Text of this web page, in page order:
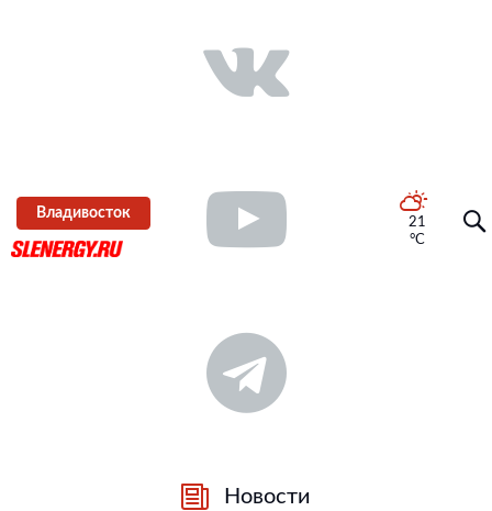
Владивосток
21
°C
Новости